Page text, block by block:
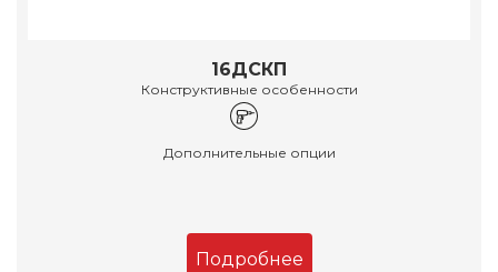
16ДСКП
Конструктивные особенности
Дополнительные опции
Подробнее